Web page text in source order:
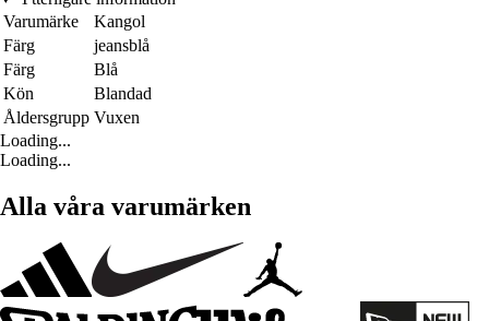
Varumärke
Kangol
Färg
jeansblå
Färg
Blå
Kön
Blandad
Åldersgrupp Vuxen
Loading...
Loading...
Alla våra varumärken